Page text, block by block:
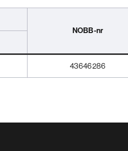
NOBB-nr
43646286